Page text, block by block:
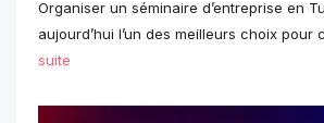
Organiser un séminaire d’entreprise en
aujourd’hui l’un des meilleurs choix pour
suite